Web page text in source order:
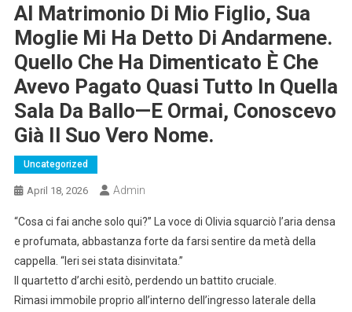
Al Matrimonio Di Mio Figlio, Sua
Moglie Mi Ha Detto Di Andarmene.
Quello Che Ha Dimenticato È Che
Avevo Pagato Quasi Tutto In Quella
Sala Da Ballo—E Ormai, Conoscevo
Già Il Suo Vero Nome.
Uncategorized
April 18, 2026 Admin
“Cosa ci fai anche solo qui?” La voce di Olivia squarciò l’aria densa
e profumata, abbastanza forte da farsi sentire da metà della
cappella. “Ieri sei stata disinvitata.”
Il quartetto d’archi esitò, perdendo un battito cruciale.
Rimasi immobile proprio all’interno dell’ingresso laterale della